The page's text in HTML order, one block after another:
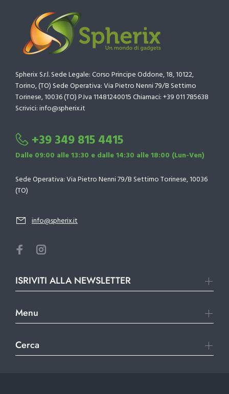
Spherix S.r.l. Sede Legale: Corso Principe Oddone, 18, 10122,
Torino, (TO) Sede Operativa: Via Pietro Nenni 79/B Settimo
Torinese, 10036 (TO) P.Iva 11481240015 Chiamaci: +39 011 785638
Scrivici: info@spherix.it
+39 349 815 4415
Dalle 09:00 alle 13:30 e dalle 14:30 alle 18:00 (Lun-Ven)
Sede Operativa: Via Pietro Nenni 79/B Settimo Torinese, 10036
(TO)
info@spherix.it
ISRIVITI ALLA NEWSLETTER
Menu
Cerca